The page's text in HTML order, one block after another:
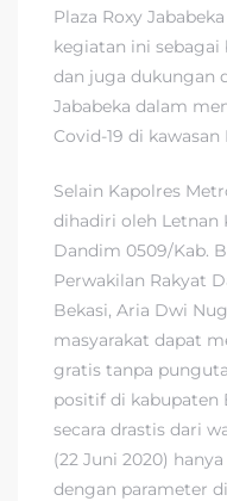
Plaza Roxy
kegiatan ini
dan juga dukungan
Jababeka dalam
Covid-19 di
Selain Kapolres
dihadiri oleh Letnan
Dandim 0509/Kab.
Perwakilan Rakyat
Bekasi, Aria Dwi
masyarakat dapat
gratis tanpa
positif di kabupaten
secara drastis dari
(22 Juni 2020)
dengan parameter